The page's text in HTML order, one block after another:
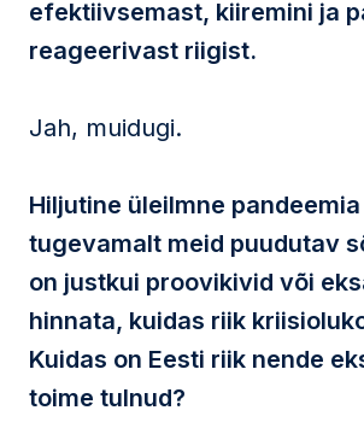
efektiivsemast, kiiremini ja
reageerivast riigist.
Jah, muidugi.
Hiljutine üleilmne
tugevamalt meid puudutav
on justkui proovikivid või
hinnata, kuidas riik
Kuidas on Eesti riik nende
toime tulnud?